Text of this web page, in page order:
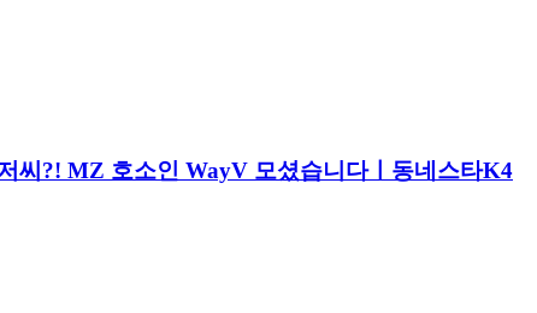
씨?! MZ 호소인 WayV 모셨습니다ㅣ동네스타K4